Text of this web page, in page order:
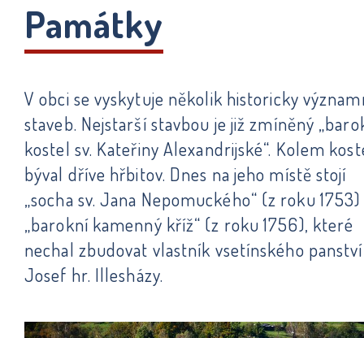
Památky
V obci se vyskytuje několik historicky
staveb. Nejstarší stavbou je již zmíněný
kostel sv. Kateřiny Alexandrijské“. Kolem
býval dříve hřbitov. Dnes na jeho místě stojí
„socha sv. Jana Nepomuckého“ (z roku 1753)
„barokní kamenný kříž“ (z roku 1756), které
nechal zbudovat vlastník vsetínského panství
Josef hr. Illesházy.